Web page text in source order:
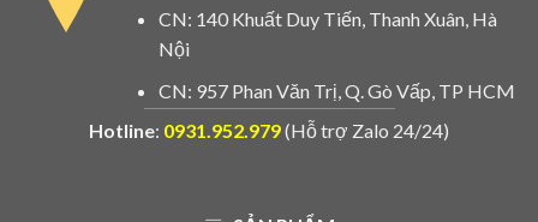
CN: 140 Khuất Duy Tiến, Thanh Xuân, Hà
Nội
CN: 957 Phan Văn Trị, Q. Gò Vấp, TP HCM
Hotline: 0931.952.979(Hỗ trợ Zalo 24/24)